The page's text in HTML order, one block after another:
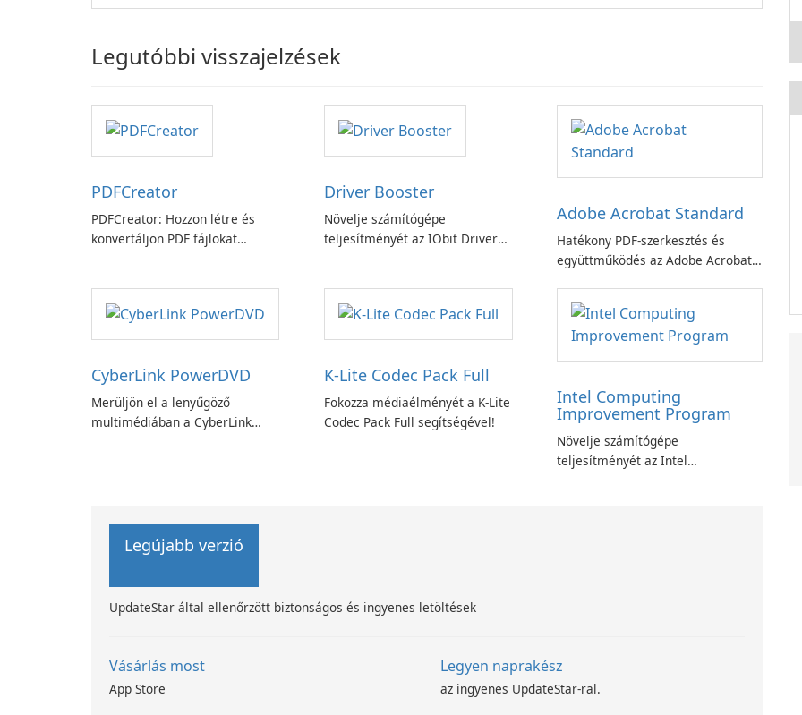
Legutóbbi visszajelzések
PDFCreator
PDFCreator: Hozzon létre és
konvertáljon PDF fájlokat
Driver Booster
Növelje számítógépe
teljesítményét az IObit Driver
Adobe Acrobat Standard
Hatékony PDF-szerkesztés és
együttműködés az Adobe Acrobat
CyberLink PowerDVD
Merüljön el a lenyűgöző
multimédiában a CyberLink
K-Lite Codec Pack Full
Fokozza médiaélményét a K-Lite
Codec Pack Full segítségével!
Intel Computing
Improvement Program
Növelje számítógépe
teljesítményét az Intel
Legújabb verzió
UpdateStar által ellenőrzött biztonságos és ingyenes letöltések
Vásárlás most
App Store
Legyen naprakész
az ingyenes UpdateStar-ral.